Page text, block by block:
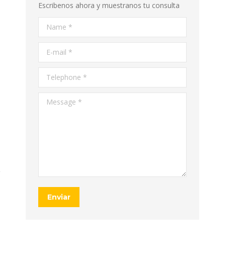
Escribenos ahora y muestranos tu consulta
Name *
E-mail *
Telephone *
Message *
Enviar